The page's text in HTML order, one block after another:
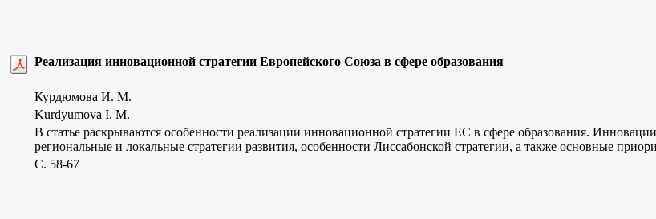
Реализация инновационной стратегии Европейского Союза в сфере образования
Курдюмова И. М.
Kurdyumova I. M.
В статье раскрываются особенности реализации инновационной стратегии ЕС в сфере образования.
региональные и локальные стратегии развития, особенности Лиссабонской стратегии, а также основные
C. 58-67